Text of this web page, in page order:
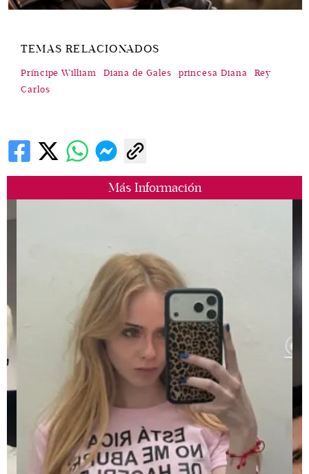
Más Información
TEMAS RELACIONADOS
Príncipe William Diana de Gales princesa Diana
Rey
Carlos